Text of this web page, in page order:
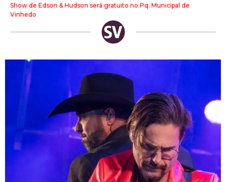
Show de Edson & Hudson será gratuito no Pq. Municipal de
Vinhedo